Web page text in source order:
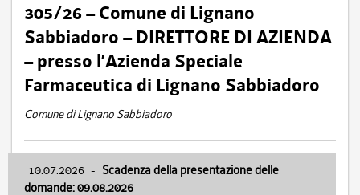
305/26 – Comune di Lignano
Sabbiadoro – DIRETTORE DI AZIENDA
– presso l’Azienda Speciale
Farmaceutica di Lignano Sabbiadoro
Comune di Lignano Sabbiadoro
10.07.2026 - Scadenza della presentazione delle
domande: 09.08.2026